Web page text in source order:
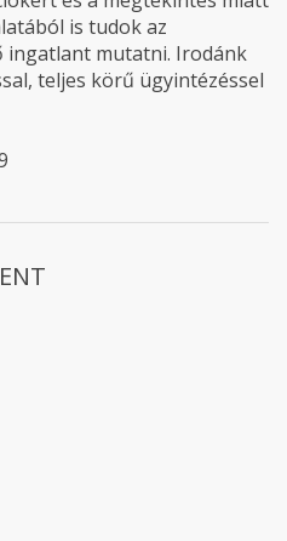
is tudok az
ingatlant mutatni. Irodánk
teljes körű ügyintézéssel